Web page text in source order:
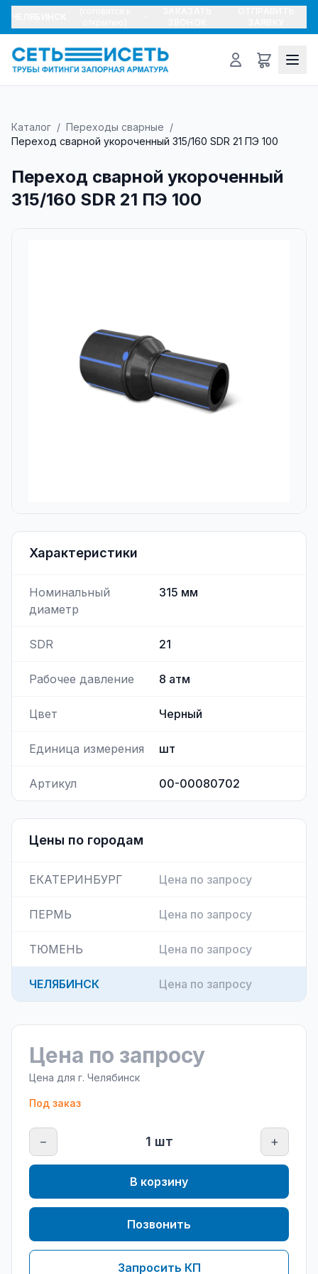
Каталог / Переходы сварные /
Переход сварной укороченный 315/160 SDR 21 ПЭ 100
Переход сварной укороченный
315/160 SDR 21 ПЭ 100
Характеристики
Номинальный
диаметр
315 мм
SDR 21
Рабочее давление 8 атм
Цвет Черный
Единица измерения шт
Артикул 00-00080702
Цены по городам
ЕКАТЕРИНБУРГ Цена по запросу
ПЕРМЬ Цена по запросу
ТЮМЕНЬ Цена по запросу
ЧЕЛЯБИНСК Цена по запросу
Цена по запросу
Цена для г. Челябинск
Под заказ
− 1 шт +
В корзину
Позвонить
Запросить КП